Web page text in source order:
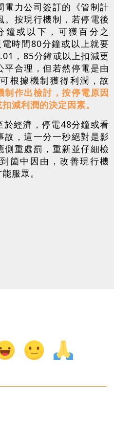
電力公司簽訂的《管制計
按現行機制，若停電後
鐘或以下，可獲百分之
時間80分鐘或以上就要
，85分鐘或以上扣減更
平合理，但若然停電是由
根據機制獲得利潤，故
制作出檢討，按停電原因
減利潤的決定因素。
經濟，停電48分鐘或看
，這一分一秒絕對是影
重處罰，重新並仔細檢
箇中因由，改善現行機
服眾。